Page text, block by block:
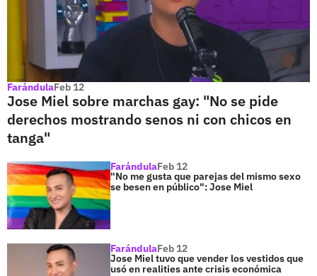
FarándulaFeb 12
Jose Miel sobre marchas gay: "No se pide
derechos mostrando senos ni con chicos en
tanga"
FarándulaFeb 12
"No me gusta que parejas del mismo sexo
se besen en público": Jose Miel
FarándulaFeb 12
Jose Miel tuvo que vender los vestidos que
usó en realities ante crisis económica